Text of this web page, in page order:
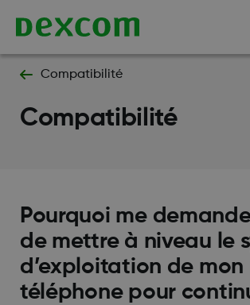
Compatibilité
Compatibilité
Pourquoi me
de mettre à niveau le
d’exploitation de mon
téléphone pour